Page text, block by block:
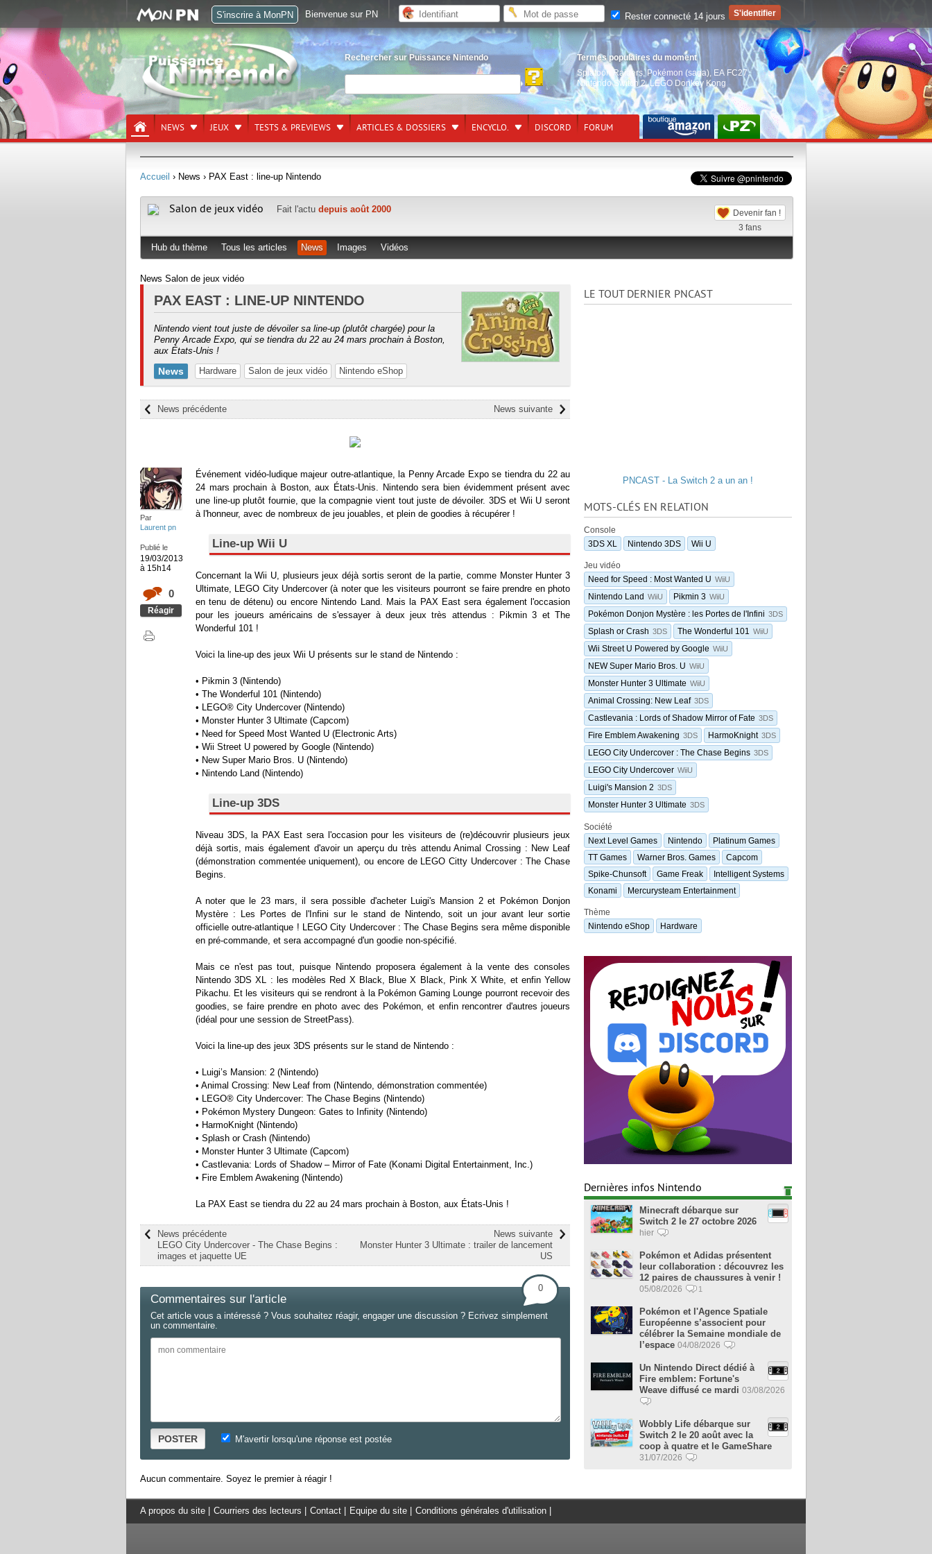
Rechercher sur Puissance Nintendo
Termes populaires du moment
Splatoon Raiders, Pokémon (saga) EA FC27,
Nintendo Switch 2,LEGO Donkey Kong
NEWS JEUX TESTS & PREVIEWS ARTICLES & DOSSIERS ENCYCLO. DISCORD FORUM
Accueil › News › PAX East : line-up Nintendo
Devenir fan !
3 fans
Salon de jeux vidéo Fait l'actu depuis août 2000
Hub du thème Tous les articles News Images Vidéos
News Salon de jeux vidéo
PAX EAST : LINE-UP NINTENDO
Nintendo vient tout juste de dévoiler sa line-up (plutôt chargée) pour la
Penny Arcade Expo, qui se tiendra du 22 au 24 mars prochain à Boston,
aux États-Unis !
News Hardware Salon de jeux vidéo Nintendo eShop
News suivante
News précédente
Par
Laurent pn
Publié le
19/03/2013
à 15h14
0
Réagir
Événement vidéo-ludique majeur outre-atlantique, la Penny Arcade Expo se tiendra du 22 au
24 mars prochain à Boston, aux États-Unis. Nintendo sera bien évidemment présent avec
une line-up plutôt fournie, que la compagnie vient tout juste de dévoiler. 3DS et Wii U seront
à l'honneur, avec de nombreux de jeu jouables, et plein de goodies à récupérer !
Line-up Wii U
Concernant la Wii U, plusieurs jeux déjà sortis seront de la partie, comme Monster Hunter 3
Ultimate, LEGO City Undercover (à noter que les visiteurs pourront se faire prendre en photo
en tenu de détenu) ou encore Nintendo Land. Mais la PAX East sera également l'occasion
pour les joueurs américains de s'essayer à deux jeux très attendus : Pikmin 3 et The
Wonderful 101 !
Voici la line-up des jeux Wii U présents sur le stand de Nintendo :
• Pikmin 3 (Nintendo)
• The Wonderful 101 (Nintendo)
• LEGO® City Undercover (Nintendo)
• Monster Hunter 3 Ultimate (Capcom)
• Need for Speed Most Wanted U (Electronic Arts)
• Wii Street U powered by Google (Nintendo)
• New Super Mario Bros. U (Nintendo)
• Nintendo Land (Nintendo)
Line-up 3DS
Niveau 3DS, la PAX East sera l'occasion pour les visiteurs de (re)découvrir plusieurs jeux
déjà sortis, mais également d'avoir un aperçu du très attendu Animal Crossing : New Leaf
(démonstration commentée uniquement), ou encore de LEGO Citty Undercover : The Chase
Begins.
A noter que le 23 mars, il sera possible d'acheter Luigi's Mansion 2 et Pokémon Donjon
Mystère : Les Portes de l'Infini sur le stand de Nintendo, soit un jour avant leur sortie
officielle outre-atlantique ! LEGO City Undercover : The Chase Begins sera même disponible
en pré-commande, et sera accompagné d'un goodie non-spécifié.
Mais ce n'est pas tout, puisque Nintendo proposera également à la vente des consoles
Nintendo 3DS XL : les modèles Red X Black, Blue X Black, Pink X White, et enfin Yellow
Pikachu. Et les visiteurs qui se rendront à la Pokémon Gaming Lounge pourront recevoir des
goodies, se faire prendre en photo avec des Pokémon, et enfin rencontrer d'autres joueurs
(idéal pour une session de StreetPass).
Voici la line-up des jeux 3DS présents sur le stand de Nintendo :
• Luigi’s Mansion: 2 (Nintendo)
• Animal Crossing: New Leaf from (Nintendo, démonstration commentée)
• LEGO® City Undercover: The Chase Begins (Nintendo)
• Pokémon Mystery Dungeon: Gates to Infinity (Nintendo)
• HarmoKnight (Nintendo)
• Splash or Crash (Nintendo)
• Monster Hunter 3 Ultimate (Capcom)
• Castlevania: Lords of Shadow – Mirror of Fate (Konami Digital Entertainment, Inc.)
• Fire Emblem Awakening (Nintendo)
La PAX East se tiendra du 22 au 24 mars prochain à Boston, aux États-Unis !
News suivante
Monster Hunter 3 Ultimate : trailer de lancement
US
News précédente
LEGO City Undercover - The Chase Begins :
images et jaquette UE
Commentaires sur l'article
0
Cet article vous a intéressé ? Vous souhaitez réagir, engager une discussion ? Ecrivez simplement
un commentaire.
POSTER M'avertir lorsqu'une réponse est postée
Aucun commentaire. Soyez le premier à réagir !
LE TOUT DERNIER PNCAST
PNCAST - La Switch 2 a un an !
MOTS-CLÉS EN RELATION
Console
3DS XL
Nintendo 3DS Wii U
Jeu vidéo
Need for Speed : Most Wanted U WiiU
Nintendo Land WiiU Pikmin 3 WiiU
Pokémon Donjon Mystère : les Portes de l'Infini 3DS
Splash or Crash 3DS The Wonderful 101 WiiU
Wii Street U Powered by Google WiiU
NEW Super Mario Bros. U WiiU
Monster Hunter 3 Ultimate WiiU
Animal Crossing: New Leaf 3DS
Castlevania : Lords of Shadow Mirror of Fate 3DS
Fire Emblem Awakening 3DS HarmoKnight 3DS
LEGO City Undercover : The Chase Begins 3DS
LEGO City Undercover WiiU
Luigi's Mansion 2 3DS
Monster Hunter 3 Ultimate 3DS
Société
Next Level Games
Nintendo
Platinum Games
TT Games
Warner Bros. Games
Capcom
Spike-Chunsoft
Game Freak
Intelligent Systems
Konami
Mercurysteam Entertainment
Thème
Nintendo eShop
Hardware
Dernières infos Nintendo
Minecraft débarque sur
Switch 2 le 27 octobre 2026
hier
Pokémon et Adidas présentent
leur collaboration : découvrez les
12 paires de chaussures à venir !
05/08/2026 1
Pokémon et l'Agence Spatiale
Européenne s’associent pour
célébrer la Semaine mondiale de
l’espace 04/08/2026
Un Nintendo Direct dédié à
Fire emblem: Fortune's
Weave diffusé ce mardi 03/08/2026
Wobbly Life débarque sur
Switch 2 le 20 août avec la
coop à quatre et le GameShare
31/07/2026
A propos du site Courriers des lecteurs Contact Equipe du site Conditions générales d'utilisation
S'inscrire à MonPN Bienvenue sur PN Rester connecté 14 jours